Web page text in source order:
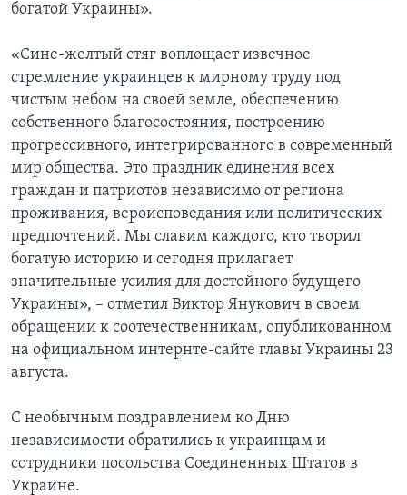
богатой Украины».
«Сине-желтый стяг воплощает извечное
стремление украинцев к мирному труду под
чистым небом на своей земле, обеспечению
собственного благосостояния, построению
прогрессивного, интегрированного в современный
мир общества. Это праздник единения всех
граждан и патриотов независимо от региона
проживания, вероисповедания или политических
предпочтений. Мы славим каждого, кто творил
богатую историю и сегодня прилагает
значительные усилия для достойного будущего
Украины», – отметил Виктор Янукович в своем
обращении к соотечественникам, опубликованном
на официальном интернте-сайте главы Украины 23
августа.
С необычным поздравлением ко Дню
независимости обратились к украинцам и
сотрудники посольства Соединенных Штатов в
Украине.